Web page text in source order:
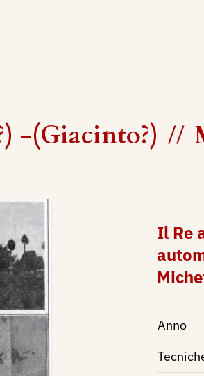
-(Giacinto?) //
Il Re
Anno